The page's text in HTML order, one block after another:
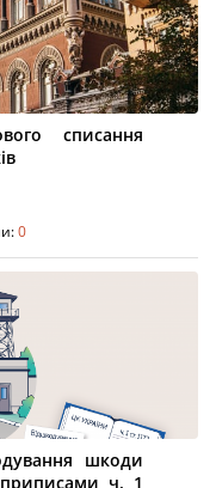
списання
0
шкоди
приписами ч. 1